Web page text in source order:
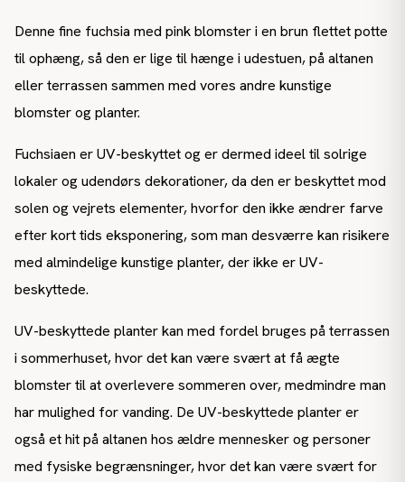
Denne fine fuchsia med pink blomster i en brun flettet potte
til ophæng, så den er lige til hænge i udestuen, på altanen
eller terrassen sammen med vores andre kunstige
blomster og planter.
Fuchsiaen er UV-beskyttet og er dermed ideel til solrige
lokaler og udendørs dekorationer, da den er beskyttet mod
solen og vejrets elementer, hvorfor den ikke ændrer farve
efter kort tids eksponering, som man desværre kan risikere
med almindelige kunstige planter, der ikke er UV-
beskyttede.
UV-beskyttede planter kan med fordel bruges på terrassen
i sommerhuset, hvor det kan være svært at få ægte
blomster til at overlevere sommeren over, medmindre man
har mulighed for vanding. De UV-beskyttede planter er
også et hit på altanen hos ældre mennesker og personer
med fysiske begrænsninger, hvor det kan være svært for